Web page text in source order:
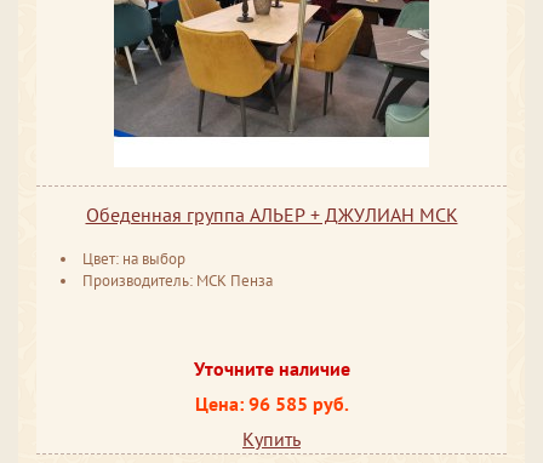
Обеденная группа АЛЬЕР + ДЖУЛИАН МСК
Цвет: на выбор
Производитель: МСК Пенза
Уточните наличие
Цена: 96 585 руб.
Купить